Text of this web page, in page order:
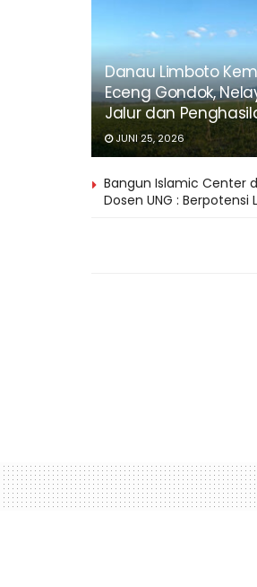
Danau Limboto
Eceng Gondok,
Jalur dan
JUNI 25, 2026
Bangun Islamic Center
Dosen UNG : Berpotensi